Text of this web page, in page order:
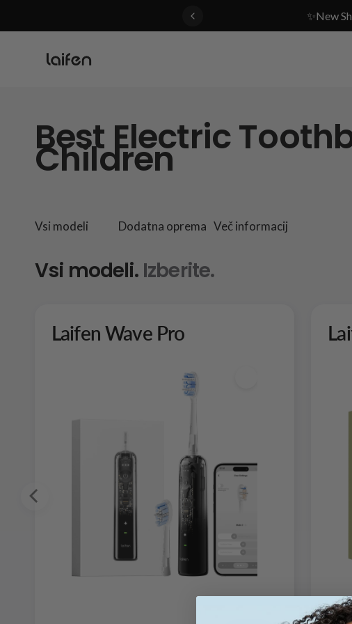
✨New
Best Electric
Children
Vsi modeli Dodatna oprema Več informacij
Vsi modeli. Izberite.
Laifen Wave Pro